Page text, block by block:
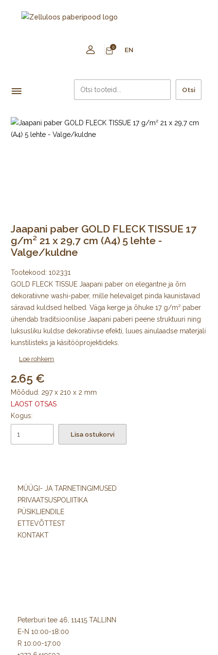
0 EN
Otsi
Jaapani paber GOLD FLECK TISSUE 17
g/m² 21 x 29,7 cm (A4) 5 lehte -
Valge/kuldne
Tootekood: 102331
GOLD FLECK TISSUE Jaapani paber on elegantne ja õrn
dekoratiivne washi-paber, mille helevalget pinda kaunistavad
säravad kuldsed helbed. Väga kerge ja õhuke 17 g/m² paber
ühendab traditsioonilise Jaapani paberi peene struktuuri ning
luksusliku kuldse dekoratiivse efekti, luues ainulaadse materjali
kunstilisteks ja käsitööprojektideks.
GOLD FLECK TISSUE suurepäraselt kihiliste tehnikate,
kollaažide, dekupaaži, raamatukujunduse ja dekoratiivsete
paberitööde jaoks. Kuldsete detailidega valge pind annab
loomingule eksklusiivse ja piduliku ilme ning sobib eriti hästi
projektidesse, kus soovitakse kasutada kvaliteetset ja efektset
Jaapani paberit.
disaineritele kui ka käsitööhuvilistele, kes hindavad erilisi
Toote eelised:
Sobib nii professionaalseks kasutuseks kui ka
hobiprojektideks.
Loe rohkem
2.65
Mõõdud: 297 x 210 x 2 mm
LAOST OTSAS
Kogus:
Lisa ostukorvi
MÜÜGI- JA TARNETINGIMUSED
PRIVAATSUSPOLIITIKA
PÜSIKLIENDILE
ETTEVÕTTEST
KONTAKT
Peterburi tee 46, 11415 TALLINN
E-N 10:00-18:00
R 10:00-17:00